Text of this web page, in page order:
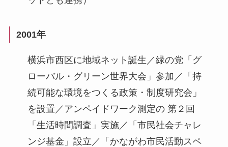
2001年
横浜市西区に地域ネット誕生／緑の党「グ
ローバル・グリーン世界大会」参加／「持
続可能な環境をつくる政策・制度研究会」
を設置／アンペイドワーク測定の 第２回
「生活時間調査」実施／「市民社会チャレ
ンジ基金」設立／「かながわ市民活動スペ